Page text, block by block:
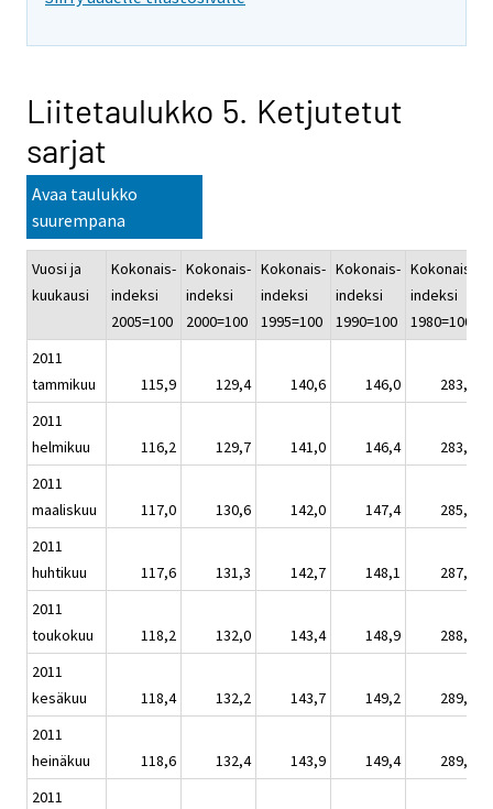
Liitetaulukko 5. Ketjutetut
sarjat
Avaa taulukko
suurempana
Vuosi ja
kuukausi
Kokonais-
indeksi
2005=100
Kokonais-
indeksi
2000=100
Kokonais-
indeksi
1995=100
Kokonais-
indeksi
1990=100
Kokonais-
indeksi
1980=100
2011
tammikuu
115,9 129,4 140,6 146,0
283,1
2011
helmikuu
116,2 129,7 141,0 146,4
283,9
2011
maaliskuu
117,0 130,6 142,0 147,4
285,8
2011
huhtikuu
117,6 131,3 142,7 148,1
287,2
2011
toukokuu
118,2 132,0 143,4 148,9
288,8
2011
kesäkuu
118,4 132,2 143,7 149,2
289,4
2011
heinäkuu
118,6 132,4 143,9 149,4
289,7
2011